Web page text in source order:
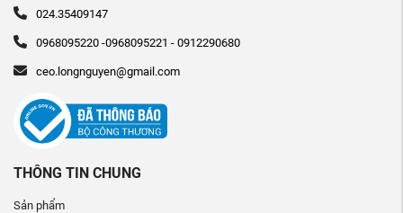
024.35409147
0968095220 -0968095221 - 0912290680
ceo.longnguyen@gmail.com
THÔNG TIN CHUNG
Sản phẩm